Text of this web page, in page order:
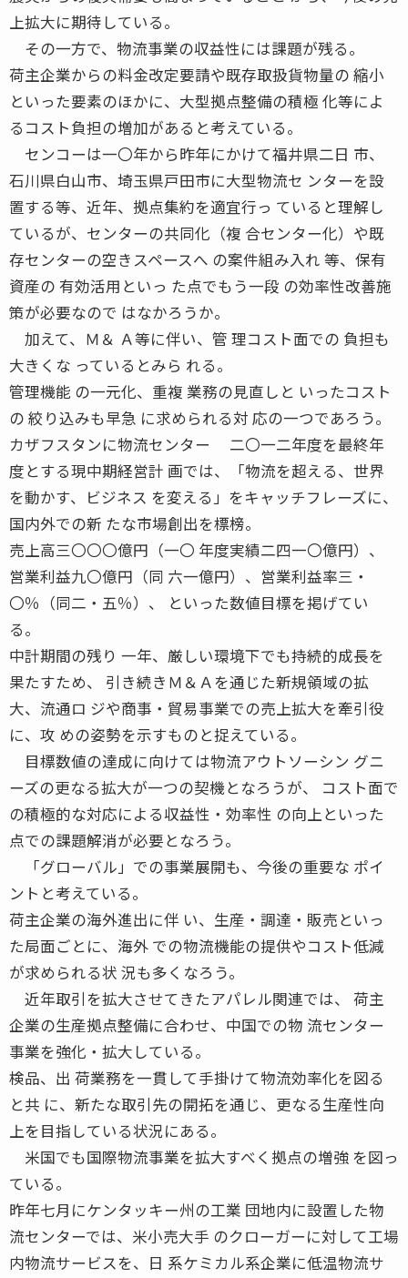
上拡大に期待している。
その一方で、物流事業の収益性には課題が残る。
荷主企業からの料金改定要請や既存取扱貨物量の 縮小
といった要素のほかに、大型拠点整備の積極 化等によ
るコスト負担の増加があると考えている。
センコーは一〇年から昨年にかけて福井県二日 市、
石川県白山市、埼玉県戸田市に大型物流セ ンターを設
置する等、近年、拠点集約を適宜行っ ていると理解し
ているが、センターの共同化（複 合センター化）や既
存センターの空きスペースへ の案件組み入れ 等、保有
資産の 有効活用といっ た点でもう一段 の効率性改善施
策が必要なので はなかろうか。
加えて、Ｍ＆ Ａ等に伴い、管 理コスト面での 負担も
大きくな っているとみら れる。
管理機能 の一元化、重複 業務の見直しと いったコスト
の 絞り込みも早急 に求められる対 応の一つであろう。
カザフスタンに物流センター 二〇一二年度を最終年
度とする現中期経営計 画では、「物流を超える、世界
を動かす、ビジネス を変える」をキャッチフレーズに、
国内外での新 たな市場創出を標榜。
売上高三〇〇〇億円（一〇 年度実績二四一〇億円）、
営業利益九〇億円（同 六一億円）、営業利益率三・
〇％（同二・五％）、 といった数値目標を掲げてい
る。
中計期間の残り 一年、厳しい環境下でも持続的成長を
果たすため、 引き続きＭ＆Ａを通じた新規領域の拡
大、流通ロ ジや商事・貿易事業での売上拡大を牽引役
に、攻 めの姿勢を示すものと捉えている。
目標数値の達成に向けては物流アウトソーシン グニ
ーズの更なる拡大が一つの契機となろうが、 コスト面で
の積極的な対応による収益性・効率性 の向上といった
点での課題解消が必要となろう。
「グローバル」での事業展開も、今後の重要な ポイ
ントと考えている。
荷主企業の海外進出に伴 い、生産・調達・販売といっ
た局面ごとに、海外 での物流機能の提供やコスト低減
が求められる状 況も多くなろう。
近年取引を拡大させてきたアパレル関連では、 荷主
企業の生産拠点整備に合わせ、中国での物 流センター
事業を強化・拡大している。
検品、出 荷業務を一貫して手掛けて物流効率化を図る
と共 に、新たな取引先の開拓を通じ、更なる生産性向
上を目指している状況にある。
米国でも国際物流事業を拡大すべく拠点の増強 を図っ
ている。
昨年七月にケンタッキー州の工業 団地内に設置した物
流センターでは、米小売大手 のクローガーに対して工場
内物流サービスを、日 系ケミカル系企業に低温物流サ